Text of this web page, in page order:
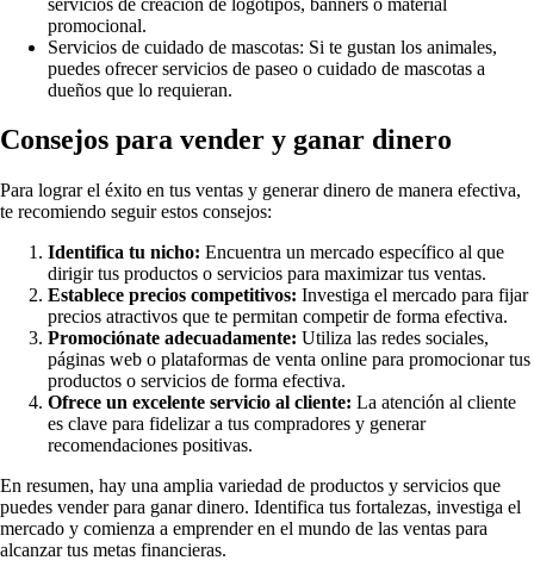
promocional.
Servicios de cuidado de mascotas: Si te gustan los animales,
puedes ofrecer servicios de paseo o cuidado de mascotas a
dueños que lo requieran.
Consejos para vender y ganar dinero
Para lograr el éxito en tus ventas y generar dinero de manera efectiva,
te recomiendo seguir estos consejos:
Identifica tu nicho: Encuentra un mercado específico al que
dirigir tus productos o servicios para maximizar tus ventas.
Establece precios competitivos: Investiga el mercado para fijar
precios atractivos que te permitan competir de forma efectiva.
Promociónate adecuadamente: Utiliza las redes sociales,
páginas web o plataformas de venta online para promocionar tus
productos o servicios de forma efectiva.
Ofrece un excelente servicio al cliente: La atención al cliente
es clave para fidelizar a tus compradores y generar
recomendaciones positivas.
En resumen, hay una amplia variedad de productos y servicios que
puedes vender para ganar dinero. Identifica tus fortalezas, investiga el
mercado y comienza a emprender en el mundo de las ventas para
alcanzar tus metas financieras.